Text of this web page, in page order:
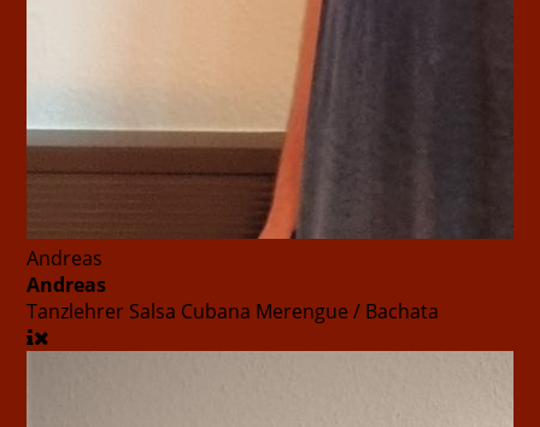
Andreas
Andreas
Tanzlehrer Salsa Cubana Merengue / Bachata